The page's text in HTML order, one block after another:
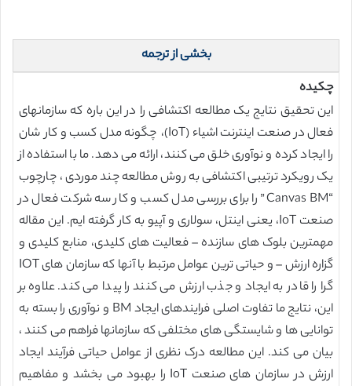
بخشی از ترجمه
چکیده
این تحقیق نتایج یک مطالعه اکتشافی را در این باره که سازمانهای
فعال در صنعت اینترنت اشیاء (IoT)، چگونه مدل کسب و کار شان
را ایجاد کرده و نوآوری خلق می کنند، ارائه می دهد. ما با استفاده از
یک رویکرد ترتیبی اکتشافی به روش مطالعه چند موردی ، چارچوب
“Canvas BM” را برای بررسی مدل کسب و کار سه شرکت فعال در
صنعت IoT، یعنی اینتل، سولاری و آپیو به کار گرفته ایم. این مقاله
مهمترین بلوک های سازنده – فعالیت های کلیدی، منابع کلیدی و
گزاره ارزش – و حیاتی ترین عوامل مرتبط با آنها که سازمان های IOT
گرا را قادر به ایجاد و جذب ارزش می کنند را پیدا می کند. علاوه بر
این، نتایج ما تفاوت اصلی فرایندهای ایجاد BM و نوآوری را بسته به
توانایی ها و شایستگی های مختلفی که سازمانها فراهم می کنند ،
بیان می کند. این مطالعه درک نظری از عوامل حیاتی فرآیند ایجاد
ارزش در سازمان های صنعت IoT را بهبود می بخشد و مفاهیم